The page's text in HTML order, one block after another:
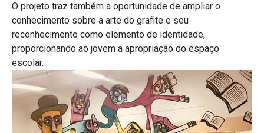
O projeto traz também a oportunidade de ampliar o
conhecimento sobre a arte do grafite e seu
reconhecimento como elemento de identidade,
proporcionando ao jovem a apropriação do espaço
escolar.